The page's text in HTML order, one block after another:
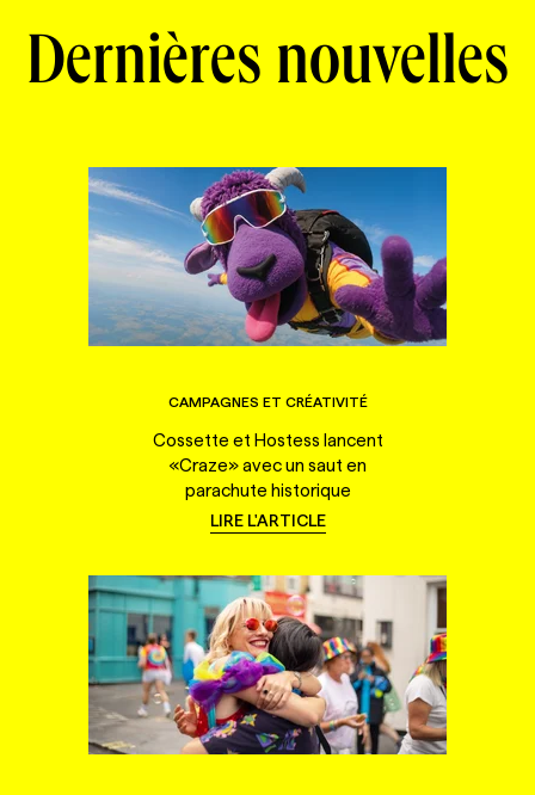
Dernières nouvelles
CAMPAGNES ET CRÉATIVITÉ
Cossette et Hostess lancent
«Craze» avec un saut en
parachute historique
LIRE L'ARTICLE